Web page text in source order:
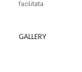
facilitata
GALLERY